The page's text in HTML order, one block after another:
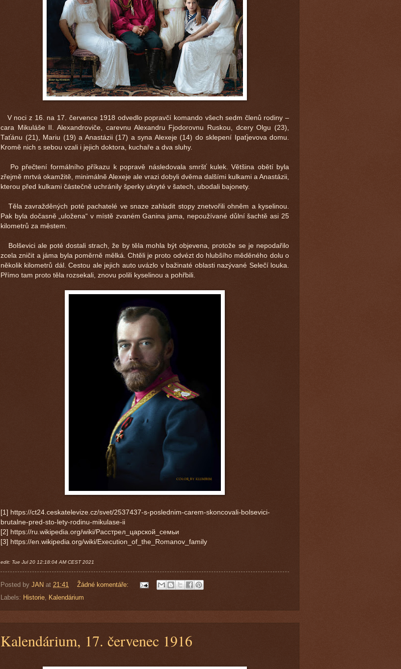
V noci z 16. na 17. července 1918 odvedlo popravčí komando všech sedm členů rodiny –
cara Mikuláše II. Alexandroviče, carevnu Alexandru Fjodorovnu Ruskou, dcery Olgu (23),
Taťánu (21), Mariu (19) a Anastázii (17) a syna Alexeje (14) do sklepení Ipaťjevova domu.
Kromě nich s sebou vzali i jejich doktora, kuchaře a dva sluhy.
Po přečtení formálního příkazu k popravě následovala smršť kulek. Většina obětí byla
zřejmě mrtvá okamžitě, minimálně Alexeje ale vrazi dobyli dvěma dalšími kulkami a Anastázii,
kterou před kulkami částečně uchránily šperky ukryté v šatech, ubodali bajonety.
Těla zavražděných poté pachatelé ve snaze zahladit stopy znetvořili ohněm a kyselinou.
Pak byla dočasně „uložena“ v místě zvaném Ganina jama, nepoužívané důlní šachtě asi 25
kilometrů za městem.
Bolševici ale poté dostali strach, že by těla mohla být objevena, protože se je nepodařilo
zcela zničit a jáma byla poměrně mělká. Chtěli je proto odvézt do hlubšího měděného dolu o
několik kilometrů dál. Cestou ale jejich auto uvázlo v bažinaté oblasti nazývané Selečí louka.
Přímo tam proto těla rozsekali, znovu polili kyselinou a pohřbili.
[1] https://ct24.ceskatelevize.cz/svet/2537437-s-poslednim-carem-skoncovali-bolsevici-
brutalne-pred-sto-lety-rodinu-mikulase-ii
[2] https://ru.wikipedia.org/wiki/Расстрел_царской_семьи
[3] https://en.wikipedia.org/wiki/Execution_of_the_Romanov_family
edit: Tue Jul 20 12:18:04 AM CEST 2021
Posted by JAN at 21:41
Žádné komentáře:
Labels: Historie, Kalendárium
Kalendárium, 17. červenec 1916